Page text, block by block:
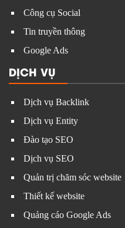
Công cụ Social
Tin truyền thông
Google Ads
DỊCH VỤ
Dịch vụ Backlink
Dịch vụ Entity
Đào tạo SEO
Dịch vụ SEO
Quản trị chăm sóc website
Thiết kế website
Quảng cáo Google Ads